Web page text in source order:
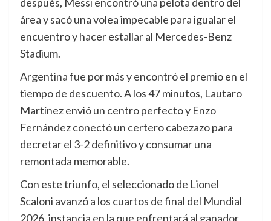
área y sacó una volea impecable para igualar el
encuentro y hacer estallar al Mercedes-Benz
Stadium.
Argentina fue por más y encontró el premio en el
tiempo de descuento. A los 47 minutos, Lautaro
Martínez envió un centro perfecto y Enzo
Fernández conectó un certero cabezazo para
decretar el 3-2 definitivo y consumar una
remontada memorable.
Con este triunfo, el seleccionado de Lionel
Scaloni avanzó a los cuartos de final del Mundial
2026, instancia en la que enfrentará al ganador